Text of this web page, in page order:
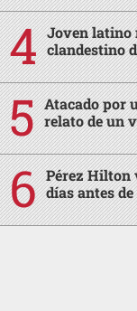
Joven latino
clandestino
Atacado por
relato de un
Pérez Hilton
días antes